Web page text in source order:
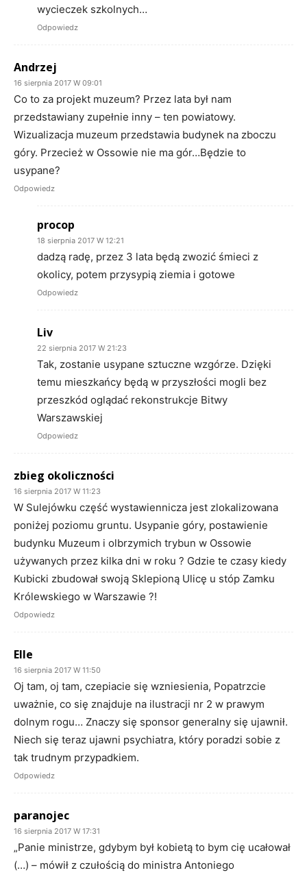
wycieczek szkolnych…
Odpowiedz
Andrzej
16 sierpnia 2017 W 09:01
Co to za projekt muzeum? Przez lata był nam
przedstawiany zupełnie inny – ten powiatowy.
Wizualizacja muzeum przedstawia budynek na zboczu
góry. Przecież w Ossowie nie ma gór…Będzie to
usypane?
Odpowiedz
procop
18 sierpnia 2017 W 12:21
dadzą radę, przez 3 lata będą zwozić śmieci z
okolicy, potem przysypią ziemia i gotowe
Odpowiedz
Liv
22 sierpnia 2017 W 21:23
Tak, zostanie usypane sztuczne wzgórze. Dzięki
temu mieszkańcy będą w przyszłości mogli bez
przeszkód oglądać rekonstrukcje Bitwy
Warszawskiej
Odpowiedz
zbieg okoliczności
16 sierpnia 2017 W 11:23
W Sulejówku część wystawiennicza jest zlokalizowana
poniżej poziomu gruntu. Usypanie góry, postawienie
budynku Muzeum i olbrzymich trybun w Ossowie
używanych przez kilka dni w roku ? Gdzie te czasy kiedy
Kubicki zbudował swoją Sklepioną Ulicę u stóp Zamku
Królewskiego w Warszawie ?!
Odpowiedz
Elle
16 sierpnia 2017 W 11:50
Oj tam, oj tam, czepiacie się wzniesienia, Popatrzcie
uważnie, co się znajduje na ilustracji nr 2 w prawym
dolnym rogu… Znaczy się sponsor generalny się ujawnił.
Niech się teraz ujawni psychiatra, który poradzi sobie z
tak trudnym przypadkiem.
Odpowiedz
paranojec
16 sierpnia 2017 W 17:31
„Panie ministrze, gdybym był kobietą to bym cię ucałował
(…) – mówił z czułością do ministra Antoniego